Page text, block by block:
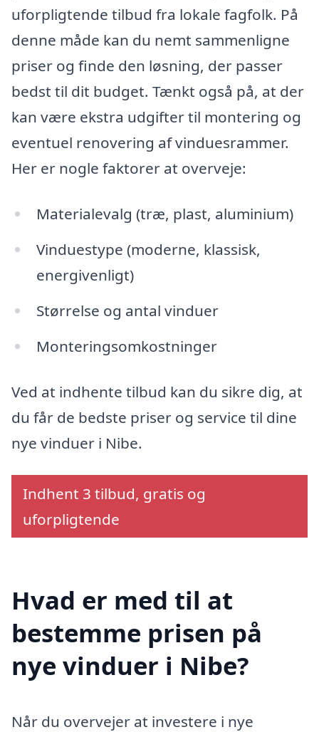
uforpligtende tilbud fra lokale fagfolk. På
denne måde kan du nemt sammenligne
priser og finde den løsning, der passer
bedst til dit budget. Tænkt også på, at der
kan være ekstra udgifter til montering og
eventuel renovering af vinduesrammer.
Her er nogle faktorer at overveje:
Materialevalg (træ, plast, aluminium)
Vinduestype (moderne, klassisk,
energivenligt)
Størrelse og antal vinduer
Monteringsomkostninger
Ved at indhente tilbud kan du sikre dig, at
du får de bedste priser og service til dine
nye vinduer i Nibe.
Indhent 3 tilbud, gratis og
uforpligtende
Hvad er med til at
bestemme prisen på
nye vinduer i Nibe?
Når du overvejer at investere i nye